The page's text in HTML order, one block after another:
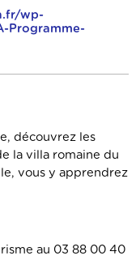
wp-
Programme-
découvrez les
la villa romaine du
vous y apprendrez
au 03 88 00 40